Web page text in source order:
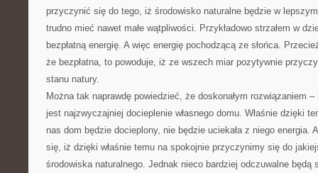
przyczynić się do tego, iż środowisko naturalne będzie w
trudno mieć nawet małe wątpliwości. Przykładowo strzałem w
bezpłatną energię. A więc energię pochodzącą ze słońca.
że bezpłatna, to powoduje, iż ze wszech miar pozytywnie
stanu natury.
Można tak naprawdę powiedzieć, że doskonałym rozwiązaniem
jest najzwyczajniej docieplenie własnego domu. Właśnie dzięki
nas dom będzie docieplony, nie będzie uciekała z niego energia.
się, iż dzięki właśnie temu na spokojnie przyczynimy się do
środowiska naturalnego. Jednak nieco bardziej odczuwalne będą